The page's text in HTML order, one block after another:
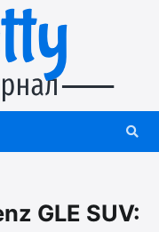
GLE SUV: